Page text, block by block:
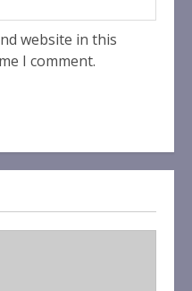
website in this
I comment.